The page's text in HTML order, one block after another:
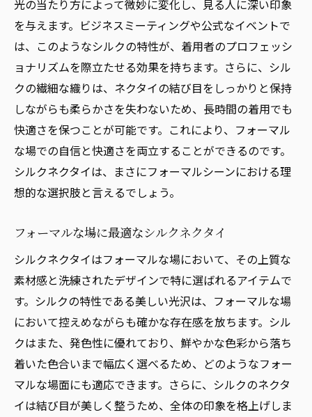
光の当たり方によって微妙に変化し、見る人に深い印象
を与えます。ビジネスミーティングや公式なイベントで
は、このようなシルクの特性が、着用者のプロフェッシ
ョナリズムを際立たせる効果を持ちます。さらに、シル
クの繊細な織りは、ネクタイの結び目をしっかりと保持
しながらも柔らかさを失わないため、長時間の着用でも
快適さを保つことが可能です。これにより、フォーマル
な場での自信と快適さを両立することができるのです。
シルクネクタイは、まさにフォーマルシーンにおける理
想的な選択肢と言えるでしょう。
フォーマルな場に最適なシルクネクタイ
シルクネクタイはフォーマルな場において、その上質な
素材感と洗練されたデザインで特に選ばれるアイテムで
す。シルクの特性である美しい光沢は、フォーマルな場
において控えめながらも確かな存在感を放ちます。シル
クはまた、発色性に優れており、鮮やかな色彩から落ち
着いた色合いまで幅広く選べるため、どのようなフォー
マルな場面にも適応できます。さらに、シルクのネクタ
イは結び目が美しく整うため、全体の印象を格上げしま